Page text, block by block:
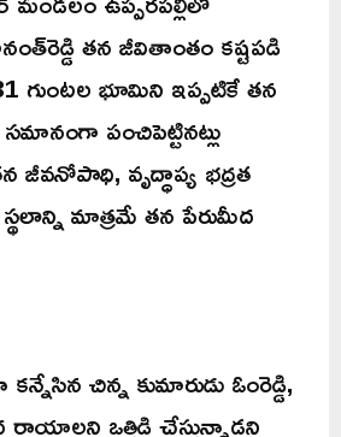
తన జీవితాంతం కష్టపడి
గుంటల భూమిని ఇప్పటికే తన
సమానంగా పంచిపెట్టినట్లు
వృద్ధాప్య భద్రత
మాత్రమే తన పేరుమీద
చిన్న కుమారుడు ఓంరెడ్డి,
ఒత్తిడి చేస్తున్నాడని